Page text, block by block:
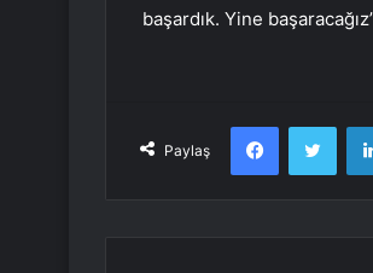
başardık. Yine
Paylaş
Facebook